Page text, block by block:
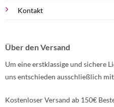
Kontakt
Über den Versand
Um eine erstklassige und sichere
uns entschieden ausschließlich
Kostenloser Versand ab 150€